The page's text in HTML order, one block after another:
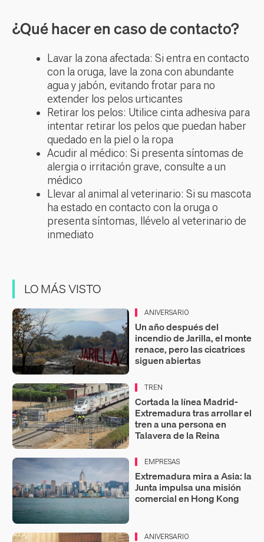
¿Qué hacer en caso de contacto?
Lavar la zona afectada: Si entra en contacto
con la oruga, lave la zona con abundante
agua y jabón, evitando frotar para no
extender los pelos urticantes
Retirar los pelos: Utilice cinta adhesiva para
intentar retirar los pelos que puedan haber
quedado en la piel o la ropa
Acudir al médico: Si presenta síntomas de
alergia o irritación grave, consulte a un
médico
Llevar al animal al veterinario: Si su mascota
ha estado en contacto con la oruga o
presenta síntomas, llévelo al veterinario de
inmediato
LO MÁS VISTO
ANIVERSARIO
Un año después del
incendio de Jarilla, el monte
renace, pero las cicatrices
siguen abiertas
TREN
Cortada la línea Madrid-
Extremadura tras arrollar el
tren a una persona en
Talavera de la Reina
EMPRESAS
Extremadura mira a Asia: la
Junta impulsa una misión
comercial en Hong Kong
ANIVERSARIO